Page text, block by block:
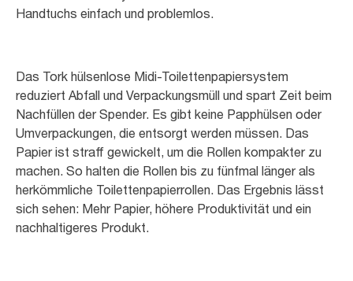
Handtuchs einfach und problemlos.
Das Tork hülsenlose Midi-Toilettenpapiersystem
reduziert Abfall und Verpackungsmüll und spart Zeit beim
Nachfüllen der Spender. Es gibt keine Papphülsen oder
Umverpackungen, die entsorgt werden müssen. Das
Papier ist straff gewickelt, um die Rollen kompakter zu
machen. So halten die Rollen bis zu fünfmal länger als
herkömmliche Toilettenpapierrollen. Das Ergebnis lässt
sich sehen: Mehr Papier, höhere Produktivität und ein
nachhaltigeres Produkt.